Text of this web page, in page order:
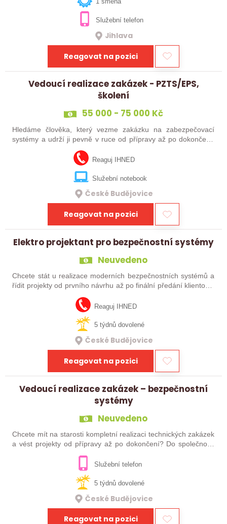
1 směna
Služební telefon
Jihlava
Reagovat na pozici
Vedoucí realizace zakázek - PZTS/EPS,
školení
55 000 - 75 000 Kč
Hledáme člověka, který vezme zakázku na zabezpečovací
systémy a udrží ji pevně v ruce od přípravy až po dokončení.
Budeš řešit technickou i papírovou část, hlídat materiál, lidi,
Reaguj IHNED
Služební notebook
České Budějovice
Reagovat na pozici
Elektro projektant pro bezpečnostní systémy
Neuvedeno
Chcete stát u realizace moderních bezpečnostních systémů a
řídit projekty od prvního návrhu až po finální předání klientovi?
Do našeho týmu hledáme technicky zdatného projektanta,
Reaguj IHNED
5 týdnů dovolené
České Budějovice
Reagovat na pozici
Vedoucí realizace zakázek – bezpečnostní
systémy
Neuvedeno
Chcete mít na starosti kompletní realizaci technických zakázek
a vést projekty od přípravy až po dokončení? Do společnosti
Služební telefon
5 týdnů dovolené
České Budějovice
Reagovat na pozici